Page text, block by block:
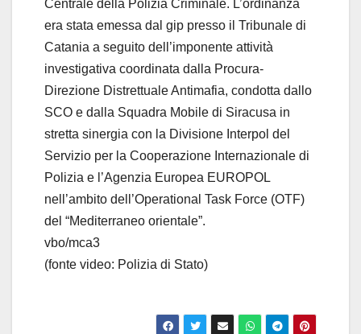
Centrale della Polizia Criminale. L’ordinanza
era stata emessa dal gip presso il Tribunale di
Catania a seguito dell’imponente attività
investigativa coordinata dalla Procura-
Direzione Distrettuale Antimafia, condotta dallo
SCO e dalla Squadra Mobile di Siracusa in
stretta sinergia con la Divisione Interpol del
Servizio per la Cooperazione Internazionale di
Polizia e l’Agenzia Europea EUROPOL
nell’ambito dell’Operational Task Force (OTF)
del “Mediterraneo orientale”.
vbo/mca3
(fonte video: Polizia di Stato)